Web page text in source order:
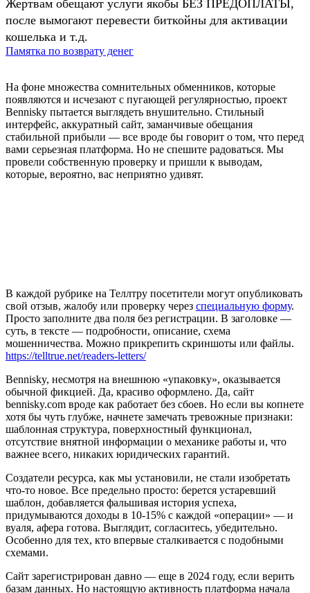
Жертвам обещают услуги якобы БЕЗ ПРЕДОПЛАТЫ,
после вымогают перевести биткойны для активации
кошелька и т.д.
Памятка по возврату денег
На фоне множества сомнительных обменников, которые
появляются и исчезают с пугающей регулярностью, проект
Bennisky пытается выглядеть внушительно. Стильный
интерфейс, аккуратный сайт, заманчивые обещания
стабильной прибыли — все вроде бы говорит о том, что перед
вами серьезная платформа. Но не спешите радоваться. Мы
провели собственную проверку и пришли к выводам,
которые, вероятно, вас неприятно удивят.
В каждой рубрике на Теллтру посетители могут опубликовать
свой отзыв, жалобу или проверку через специальную форму.
Просто заполните два поля без регистрации. В заголовке —
суть, в тексте — подробности, описание, схема
мошенничества. Можно прикрепить скриншоты или файлы.
https://telltrue.net/readers-letters/
Bennisky, несмотря на внешнюю «упаковку», оказывается
обычной фикцией. Да, красиво оформлено. Да, сайт
bennisky.com вроде как работает без сбоев. Но если вы копнете
хотя бы чуть глубже, начнете замечать тревожные признаки:
шаблонная структура, поверхностный функционал,
отсутствие внятной информации о механике работы и, что
важнее всего, никаких юридических гарантий.
Создатели ресурса, как мы установили, не стали изобретать
что-то новое. Все предельно просто: берется устаревший
шаблон, добавляется фальшивая история успеха,
придумываются доходы в 10-15% с каждой «операции» — и
вуаля, афера готова. Выглядит, согласитесь, убедительно.
Особенно для тех, кто впервые сталкивается с подобными
схемами.
Сайт зарегистрирован давно — еще в 2024 году, если верить
базам данных. Но настоящую активность платформа начала